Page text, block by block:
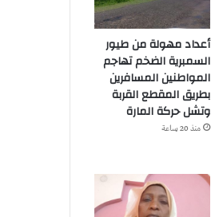
أعداد مهولة من طيور
السمبرية الضخم تهاجم
المواطنين المسافرين
بطريق المقطع القربة
وتشل حركة المارة
منذ 20 ساعة